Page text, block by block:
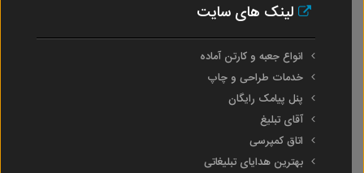
لینک های سایت
انواع جعبه و کارتن آماده
خدمات طراحی و چاپ
پنل پیامک رایگان
آقای تبلیغ
اتاق کمپرسی
بهترین هدایای تبلیغاتی